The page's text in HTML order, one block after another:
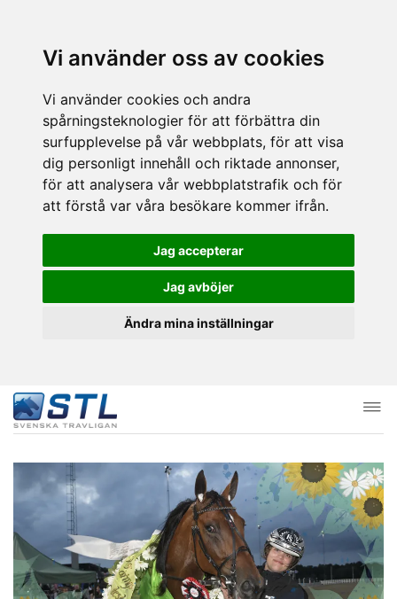
Vi använder oss av cookies
Vi använder cookies och andra
spårningsteknologier för att förbättra din
surfupplevelse på vår webbplats, för att visa
dig personligt innehåll och riktade annonser,
för att analysera vår webbplatstrafik och för
att förstå var våra besökare kommer ifrån.
Jag accepterar
Jag avböjer
Ändra mina inställningar